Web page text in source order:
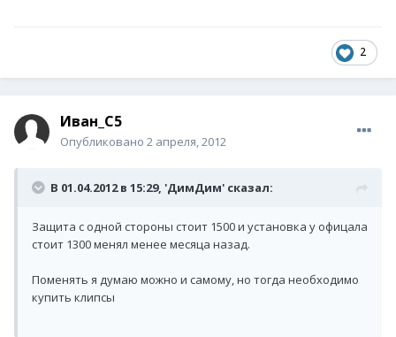
2
Иван_С5
Опубликовано 2 апреля, 2012
В 01.04.2012 в 15:29, 'ДимДим' сказал:
Защита с одной стороны стоит 1500 и установка у офицала
стоит 1300 менял менее месяца назад.
Поменять я думаю можно и самому, но тогда необходимо
купить клипсы